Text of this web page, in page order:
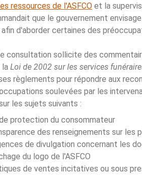
ressources de l'ASFCO et la
que le gouvernement
d'aborder certaines des
consultation sollicite des
la Loi de 2002 sur les services
règlements pour répondre aux
soulevées par les
les sujets suivants :
protection du consommateur
des renseignements sur les
de divulgation concernant les
du logo de l'ASFCO
de ventes incitatives ou sous